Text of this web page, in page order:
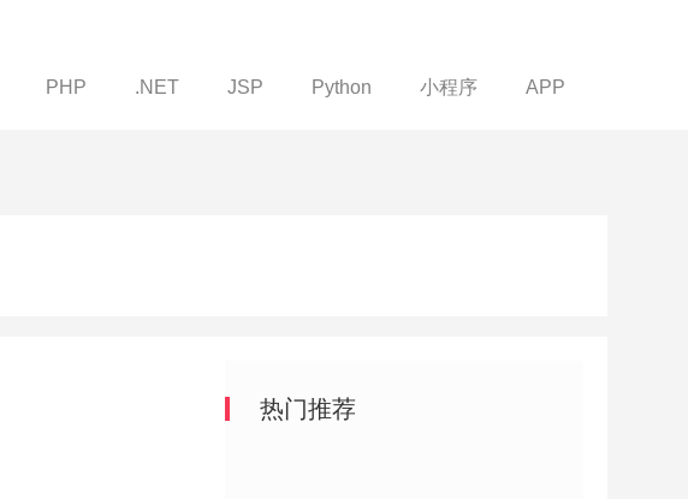
PHP .NET JSP Python 小程序 APP
热门推荐